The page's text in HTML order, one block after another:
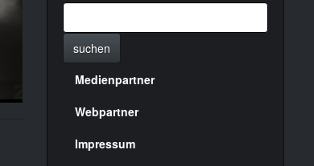
suchen
Menülinks
rechte
Seite
Medienpartner
Webpartner
Impressum